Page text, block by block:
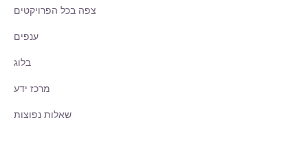
צפה בכל הפרויקטים
ענפים
בלוג
מרכז ידע
שאלות נפוצות